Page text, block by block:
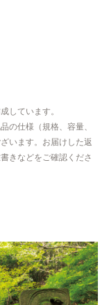
しています。
の仕様（規格、容量、
います。お届けした返
きなどをご確認くださ